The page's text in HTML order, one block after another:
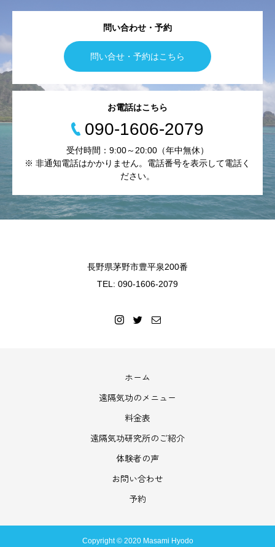
問い合わせ・予約
問い合せ・予約はこちら
お電話はこちら
090-1606-2079
受付時間：9:00～20:00（年中無休）
※ 非通知電話はかかりません。電話番号を表示して電話く
ださい。
長野県茅野市豊平泉200番
TEL: 090-1606-2079
ホーム
遠隔気功のメニュー
料金表
遠隔気功研究所のご紹介
体験者の声
お問い合わせ
予約
Copyright © 2020 Masami Hyodo